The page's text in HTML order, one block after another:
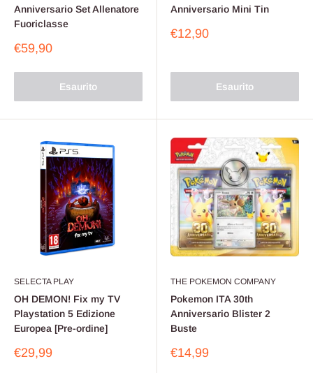
Anniversario Set Allenatore
Fuoriclasse
Prezzo
€59,90
Esaurito
Anniversario Mini Tin
Prezzo
€12,90
Esaurito
SELECTA PLAY
OH DEMON! Fix my TV
Playstation 5 Edizione
Europea [Pre-ordine]
Prezzo
€29,99
THE POKEMON COMPANY
Pokemon ITA 30th
Anniversario Blister 2
Buste
Prezzo
€14,99